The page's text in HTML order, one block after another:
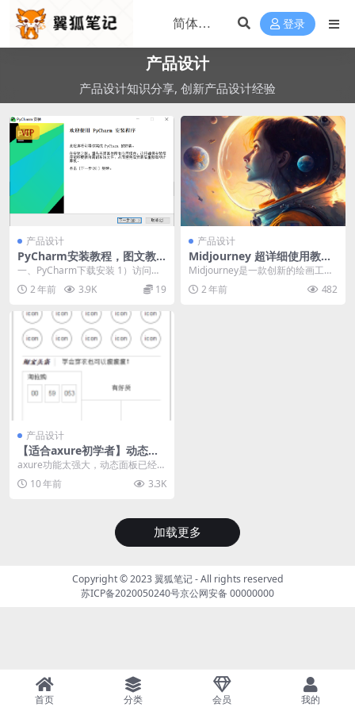
登录
产品设计
产品设计知识分享, 创新产品设计经验
VIP
产品设计
PyCharm安装教程，图文教
程（超详细）
一、PyCharm下载安装 1）访问官
网 https://www.jetbrai...
2 年前 3.9K 19
产品设计
Midjourney 超详细使用教
程，新手也轻松上手
Midjourney是一款创新的绘画工
具，利用人工智能技术实现了前所
未有的创作体...
2 年前 482
产品设计
【适合axure初学者】动态面
板实现banner的轮播效果
axure功能太强大，动态面板已经搞
得我头晕@_@眼花了，更别提7.0版
本的中继...
10 年前 3.3K
加载更多
Copyright © 2023翼狐笔记- All rights reserved
苏ICP备2020050240号京公网安备 00000000
首页 分类 会员 我的